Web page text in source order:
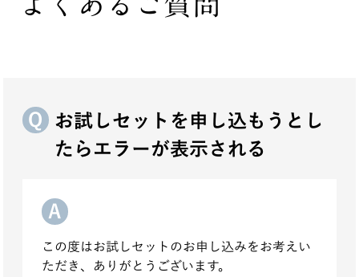
お試しセットを申し込もうとし
たらエラーが表示される
この度はお試しセットのお申し込みをお考えい
ただき、ありがとうございます。